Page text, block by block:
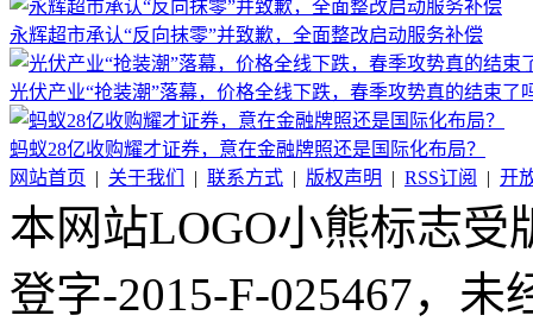
永辉超市承认“反向抹零”并致歉，全面整改启动服务补偿
光伏产业“抢装潮”落幕，价格全线下跌，春季攻势真的结束了
蚂蚁28亿收购耀才证券，意在金融牌照还是国际化布局？
网站首页 | 关于我们 | 联系方式 | 版权声明 | RSS订阅 | 开
本网站LOGO小熊标志
登字-2015-F-025467，